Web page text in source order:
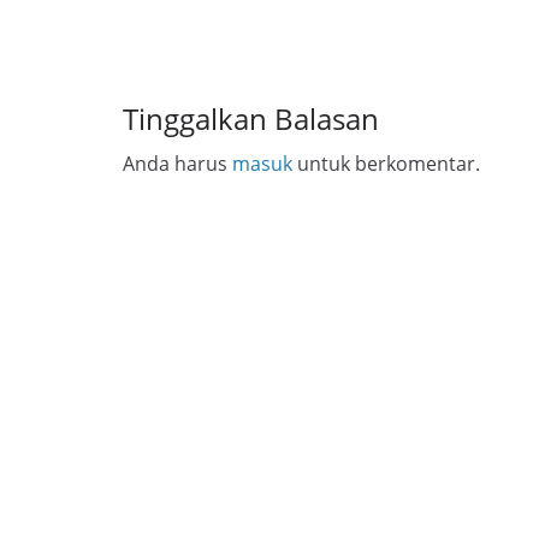
Tinggalkan Balasan
Anda harus masuk untuk berkomentar.